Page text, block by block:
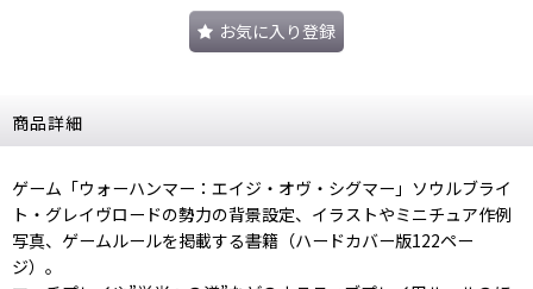
お気に入り登録
商品詳細
ゲーム「ウォーハンマー：エイジ・オヴ・シグマー」ソウルブライ
ト・グレイヴロードの勢力の背景設定、イラストやミニチュア作例
写真、ゲームルールを掲載する書籍（ハードカバー版122ペー
ジ）。